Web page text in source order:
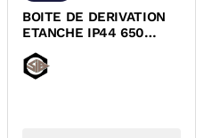
BOITE DE DERIVATION
ETANCHE IP44 650
DEGRES